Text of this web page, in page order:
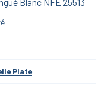
Blanc NFE 25513
Plate